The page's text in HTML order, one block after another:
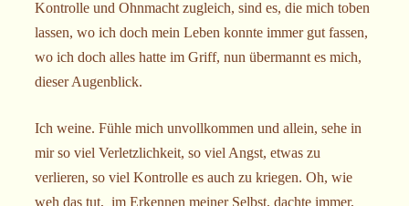
Kontrolle und Ohnmacht zugleich, sind es, die mich toben
lassen, wo ich doch mein Leben konnte immer gut fassen,
wo ich doch alles hatte im Griff, nun übermannt es mich,
dieser Augenblick.
Ich weine. Fühle mich unvollkommen und allein, sehe in
mir so viel Verletzlichkeit, so viel Angst, etwas zu
verlieren, so viel Kontrolle es auch zu kriegen. Oh, wie
weh das tut, im Erkennen meiner Selbst, dachte immer,